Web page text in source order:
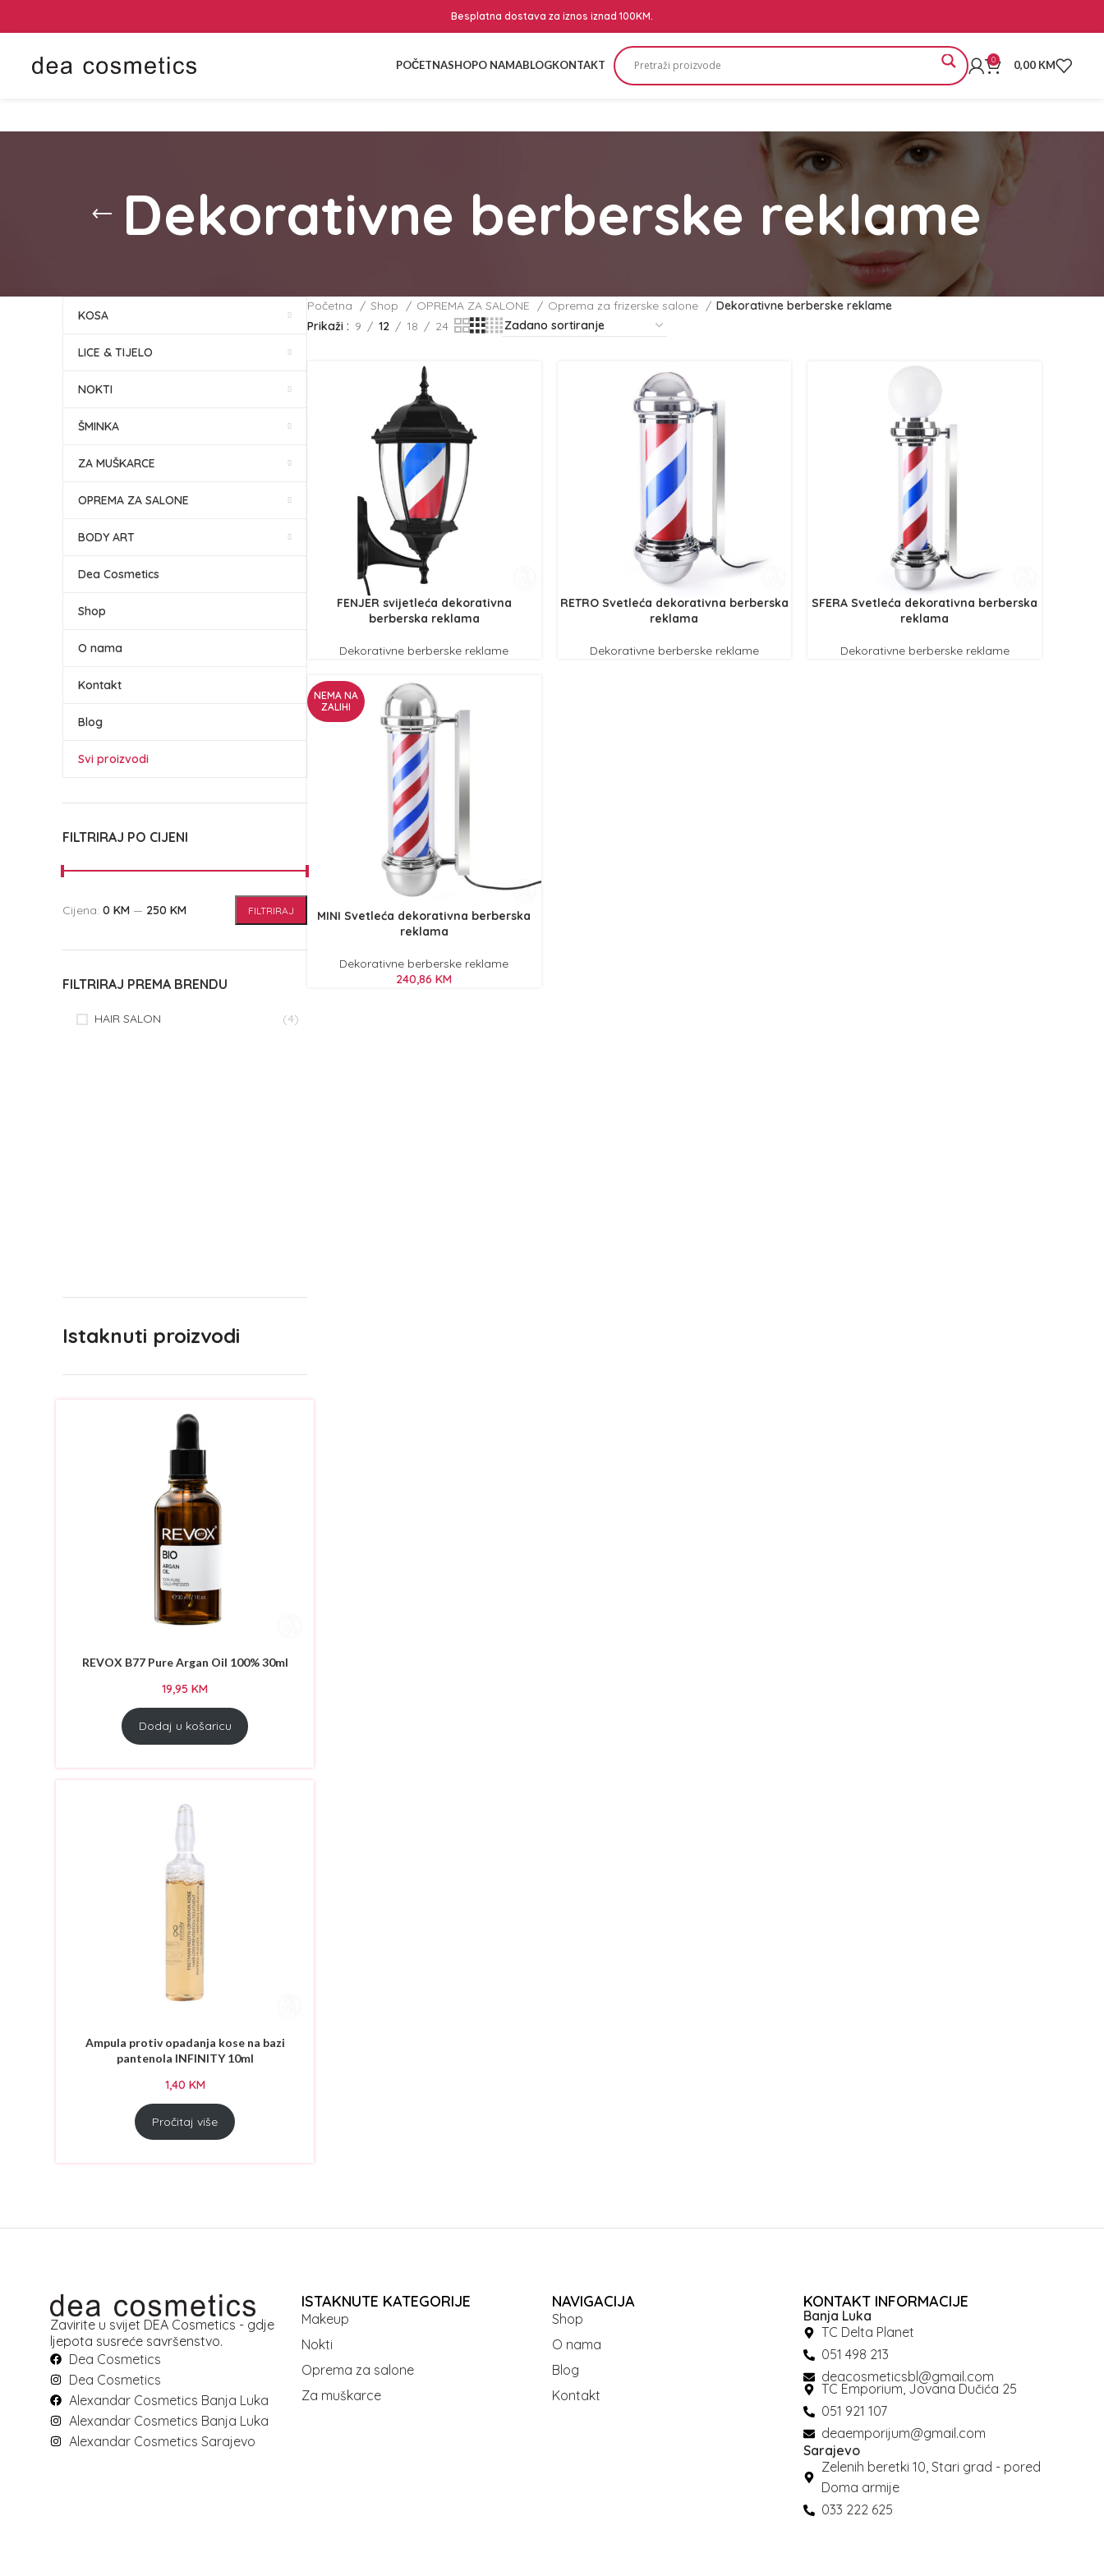
Besplatna dostava za iznos iznad 100KM.
POČETNASHOPO NAMABLOGKONTAKT 0 0,00 KM
Dekorativne berberske reklame
KOSA
LICE & TIJELO
NOKTI
ŠMINKA
ZA MUŠKARCE
OPREMA ZA SALONE
BODY ART
Dea Cosmetics
Shop
O nama
Kontakt
Blog
Svi proizvodi
FILTRIRAJ PO CIJENI
FILTRIRAJ
Cijena: 0 KM — 250 KM
FILTRIRAJ PREMA BRENDU
HAIR SALON (4)
Istaknuti proizvodi
REVOX B77 Pure Argan Oil 100% 30ml
19,95 KM
Dodaj u košaricu
Ampula protiv opadanja kose na bazi
pantenola INFINITY 10ml
1,40 KM
Pročitaj više
Početna Shop OPREMA ZA SALONE Oprema za frizerske salone
Dekorativne berberske reklame
Prikaži
9 12 18 24
FENJER svijetleća dekorativna
berberska reklama
Dekorativne berberske reklame
RETRO Svetleća dekorativna berberska
reklama
Dekorativne berberske reklame
SFERA Svetleća dekorativna berberska
reklama
Dekorativne berberske reklame
NEMA NA
ZALIHI
MINI Svetleća dekorativna berberska
reklama
Dekorativne berberske reklame
240,86KM
Zavirite u svijet DEA Cosmetics - gdje
ljepota susreće savršenstvo.
Dea Cosmetics
Dea Cosmetics
Alexandar Cosmetics Banja Luka
Alexandar Cosmetics Banja Luka
Alexandar Cosmetics Sarajevo
ISTAKNUTE KATEGORIJE
Makeup
Nokti
Oprema za salone
Za muškarce
NAVIGACIJA
Shop
O nama
Blog
Kontakt
KONTAKT INFORMACIJE
Banja Luka
TC Delta Planet
051 498 213
deacosmeticsbl@gmail.com
TC Emporium, Jovana Dučića 25
051 921 107
deaemporijum@gmail.com
Sarajevo
Zelenih beretki 10, Stari grad - pored
Doma armije
033 222 625